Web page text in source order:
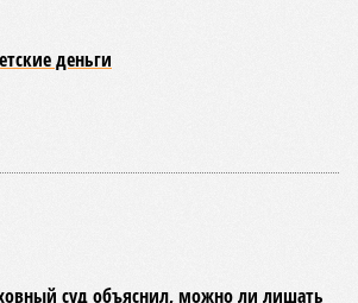
бизнеса. Вот когда они будут в
появится протестный потенциал».
как он, просчитались.
–
А как максимум, разорившись,
– назло Киеву. Или закусят удила и
– вопреки. Как это делали всегда в
когда делать что-то